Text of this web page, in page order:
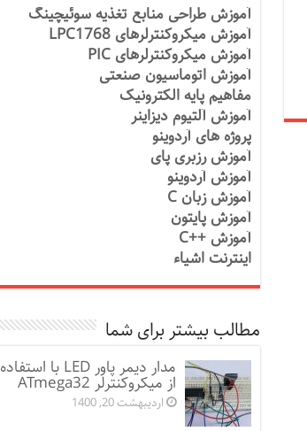
آموزش طراحی منابع تغذیه سوئیچینگ
آموزش میکروکنترلرهای LPC1768
آموزش میکروکنترلرهای PIC
آموزش اتوماسیون صنعتی
مفاهیم پایه الکترونیک
آموزش آلتیوم دیزاینر
پروژه های آردوینو
آموزش رزبری پای
آموزش آردوینو
آموزش زبان C
آموزش پایتون
آموزش ++C
اینترنت اشیاء
مطالب بیشتر برای شما
مدار دیمر پاور LED با استفاده
از میکروکنترلر ATmega32
اردیبهشت 20, 1400